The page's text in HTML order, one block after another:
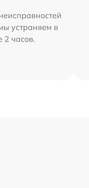
устраняем в
2 часов.